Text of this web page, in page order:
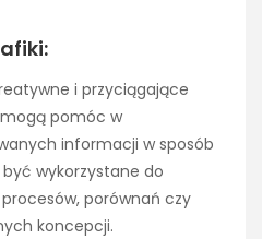
i przyciągające
pomóc w
informacji w sposób
wykorzystane do
porównań czy
koncepcji.